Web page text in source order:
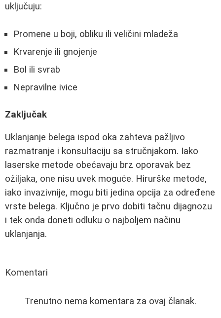
uključuju:
Promene u boji, obliku ili veličini mladeža
Krvarenje ili gnojenje
Bol ili svrab
Nepravilne ivice
Zaključak
Uklanjanje belega ispod oka zahteva pažljivo
razmatranje i konsultaciju sa stručnjakom. Iako
laserske metode obećavaju brz oporavak bez
ožiljaka, one nisu uvek moguće. Hirurške metode,
iako invazivnije, mogu biti jedina opcija za određene
vrste belega. Ključno je prvo dobiti tačnu dijagnozu
i tek onda doneti odluku o najboljem načinu
uklanjanja.
Komentari
Trenutno nema komentara za ovaj članak.